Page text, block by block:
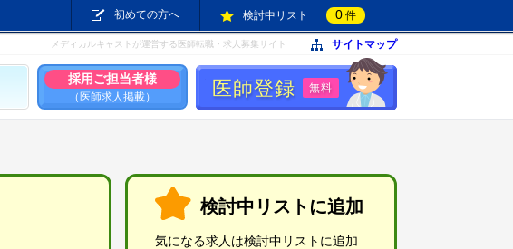
初めての方へ 検討中リスト 0 件
メディカルキャストが運営する医師転職・求人募集サイト サイトマップ
採用ご担当者様
（医師求人掲載） 医師登録 無料
検討中リストに追加
気になる求人は検討中リストに追加